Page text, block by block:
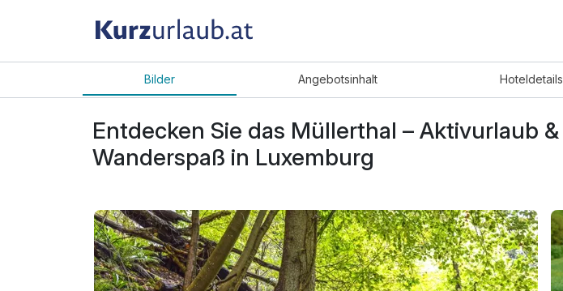
Bilder Angebotsinhalt Hoteldetails
Entdecken Sie das Müllerthal – Aktivurlaub &
Wanderspaß in Luxemburg